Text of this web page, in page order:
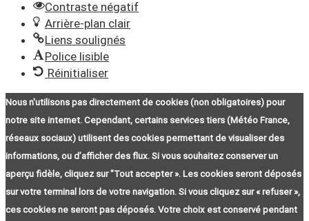
Contraste négatif
Arrière-plan clair
Liens soulignés
Police lisible
Réinitialiser
Nous n'utilisons pas directement de cookies (non obligatoires) pour
notre site internet. Cependant, certains services tiers (Météo France,
réseaux sociaux) utilisent des cookies permettant de visualiser des
informations, ou d’afficher des flux. Si vous souhaitez conserver un
aperçu fidèle, cliquez sur "Tout accepter ». Les cookies seront déposés
sur votre terminal lors de votre navigation. Si vous cliquez sur « refuser »,
ces cookies ne seront pas déposés. Votre choix est conservé pendant